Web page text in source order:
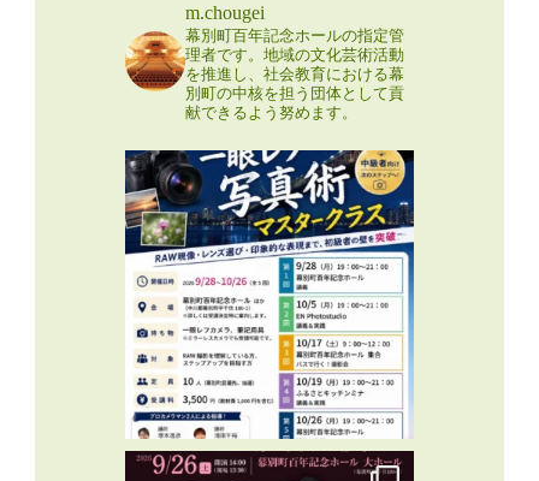
m.chougei
幕別町百年記念ホールの指定管
理者です。地域の文化芸術活動
を推進し、社会教育における幕
別町の中核を担う団体として貢
献できるよう努めます。